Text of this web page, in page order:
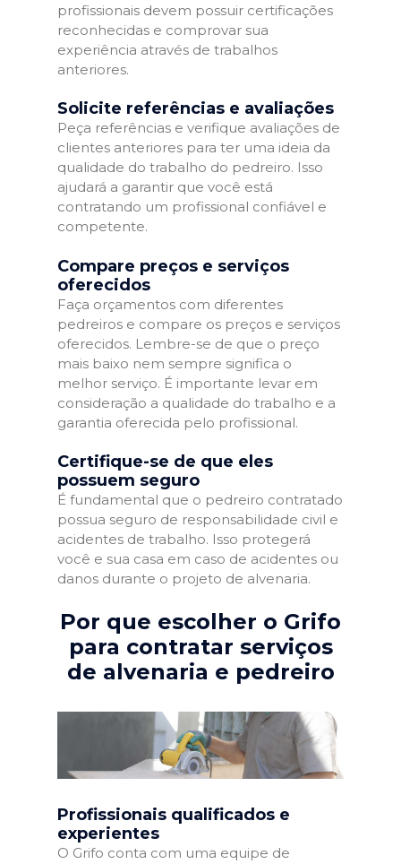
profissionais devem possuir certificações
reconhecidas e comprovar sua
experiência através de trabalhos
anteriores.
Solicite referências e avaliações
Peça referências e verifique avaliações de
clientes anteriores para ter uma ideia da
qualidade do trabalho do pedreiro. Isso
ajudará a garantir que você está
contratando um profissional confiável e
competente.
Compare preços e serviços
oferecidos
Faça orçamentos com diferentes
pedreiros e compare os preços e serviços
oferecidos. Lembre-se de que o preço
mais baixo nem sempre significa o
melhor serviço. É importante levar em
consideração a qualidade do trabalho e a
garantia oferecida pelo profissional.
Certifique-se de que eles
possuem seguro
É fundamental que o pedreiro contratado
possua seguro de responsabilidade civil e
acidentes de trabalho. Isso protegerá
você e sua casa em caso de acidentes ou
danos durante o projeto de alvenaria.
Por que escolher o Grifo
para contratar serviços
de alvenaria e pedreiro
Profissionais qualificados e
experientes
O Grifo conta com uma equipe de